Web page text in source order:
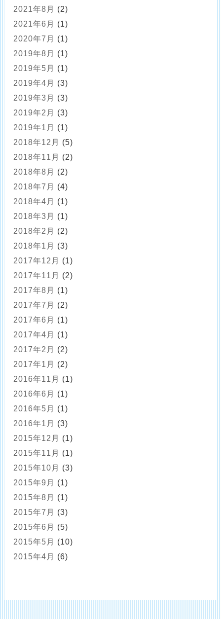
2021年8月
(2)
2021年6月
(1)
2020年7月
(1)
2019年8月
(1)
2019年5月
(1)
2019年4月
(3)
2019年3月
(3)
2019年2月
(3)
2019年1月
(1)
2018年12月
(5)
2018年11月
(2)
2018年8月
(2)
2018年7月
(4)
2018年4月
(1)
2018年3月
(1)
2018年2月
(2)
2018年1月
(3)
2017年12月
(1)
2017年11月
(2)
2017年8月
(1)
2017年7月
(2)
2017年6月
(1)
2017年4月
(1)
2017年2月
(2)
2017年1月
(2)
2016年11月
(1)
2016年6月
(1)
2016年5月
(1)
2016年1月
(3)
2015年12月
(1)
2015年11月
(1)
2015年10月
(3)
2015年9月
(1)
2015年8月
(1)
2015年7月
(3)
2015年6月
(5)
2015年5月
(10)
2015年4月
(6)